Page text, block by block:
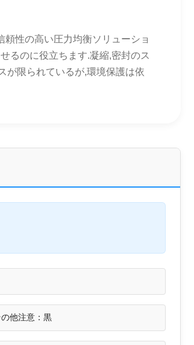
性の高い圧力均衡ソリューショ
るのに役立ちます.凝縮,密封のス
が限られているが,環境保護は依
他注意：黒